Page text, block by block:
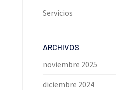
Servicios
ARCHIVOS
noviembre 2025
diciembre 2024